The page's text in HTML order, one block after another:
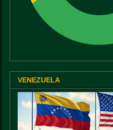
VENEZUELA